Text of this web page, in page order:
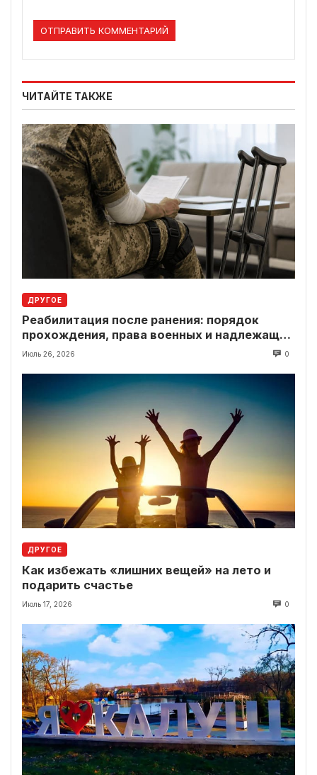
ЧИТАЙТЕ ТАКЖЕ
ДРУГОЕ
Реабилитация после ранения: порядок
прохождения, права военных и надлежащие
выплаты
Июль 26, 2026 0
ДРУГОЕ
Как избежать «лишних вещей» на лето и
подарить счастье
Июль 17, 2026 0